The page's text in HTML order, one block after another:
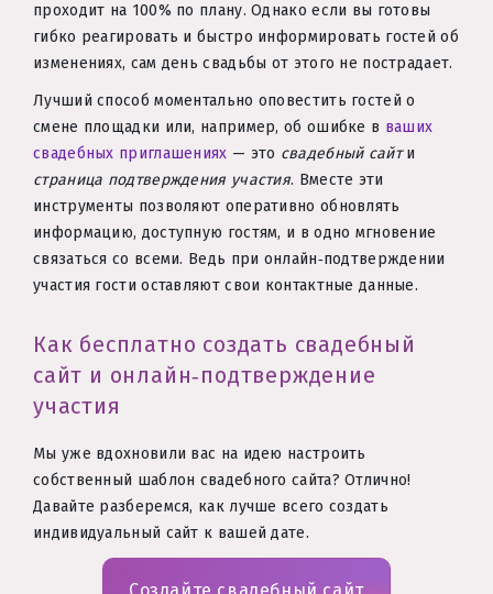
проходит на 100% по плану. Однако если вы готовы
гибко реагировать и быстро информировать гостей об
изменениях, сам день свадьбы от этого не пострадает.
Лучший способ моментально оповестить гостей о
смене площадки или, например, об ошибке в ваших
свадебных приглашениях — это свадебный сайти
страница подтверждения участия. Вместе эти
инструменты позволяют оперативно обновлять
информацию, доступную гостям, и в одно мгновение
связаться со всеми. Ведь при онлайн‑подтверждении
участия гости оставляют свои контактные данные.
Как бесплатно создать свадебный
сайт и онлайн‑подтверждение
участия
Мы уже вдохновили вас на идею настроить
собственный шаблон свадебного сайта? Отлично!
Давайте разберемся, как лучше всего создать
индивидуальный сайт к вашей дате.
Создайте свадебный сайт